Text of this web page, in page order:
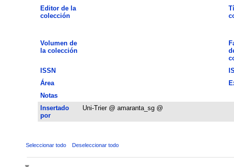
Editor de la
colección
Volumen de
la colección
ISSN
Área
Notas
Insertado
por
Uni-Trier @ amaranta_sg @
Seleccionar todo Deseleccionar todo